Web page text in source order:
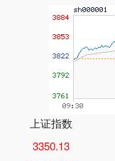
上证指数
3350.13